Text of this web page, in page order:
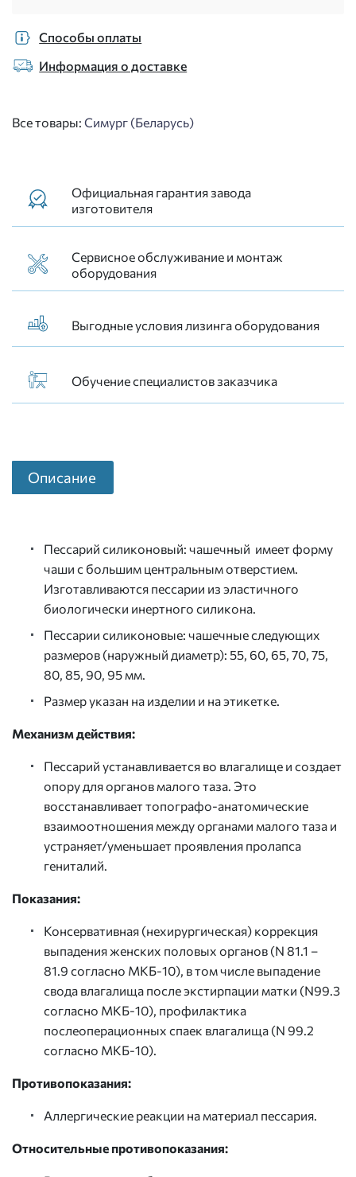
Способы оплаты
Информация о доставке
Все товары: Симург (Беларусь)
Официальная гарантия завода
изготовителя
Сервисное обслуживание и монтаж
оборудования
Выгодные условия лизинга оборудования
Обучение специалистов заказчика
Описание
Пессарий силиконовый: чашечный имеет форму
чаши с большим центральным отверстием.
Изготавливаются пессарии из эластичного
биологически инертного силикона.
Пессарии силиконовые: чашечные следующих
размеров (наружный диаметр): 55, 60, 65, 70, 75,
80, 85, 90, 95 мм.
Размер указан на изделии и на этикетке.
Механизм действия:
Пессарий устанавливается во влагалище и создает
опору для органов малого таза. Это
восстанавливает топографо-анатомические
взаимоотношения между органами малого таза и
устраняет/уменьшает проявления пролапса
гениталий.
Показания:
Консервативная (нехирургическая) коррекция
выпадения женских половых органов (N 81.1 –
81.9 согласно МКБ-10), в том числе выпадение
свода влагалища после экстирпации матки (N99.3
согласно МКБ-10), профилактика
послеоперационных спаек влагалища (N 99.2
согласно МКБ-10).
Противопоказания:
Аллергические реакции на материал пессария.
Относительные противопоказания: